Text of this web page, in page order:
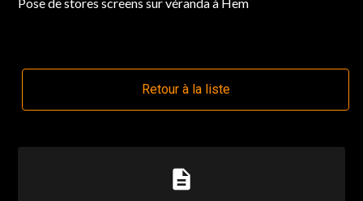
Pose de stores screens sur véranda à Hem
Retour à la liste
description